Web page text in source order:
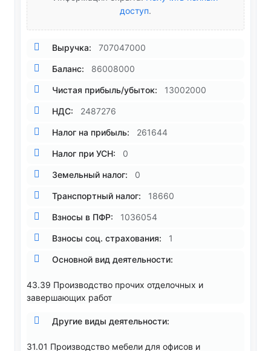
доступ.
Выручка: 707047000
Баланс: 86008000
Чистая прибыль/убыток: 13002000
НДС: 2487276
Налог на прибыль: 261644
Налог при УСН: 0
Земельный налог: 0
Транспортный налог: 18660
Взносы в ПФР: 1036054
Взносы соц. страхования: 1
Основной вид деятельности:
43.39 Производство прочих отделочных и
завершающих работ
Другие виды деятельности:
31.01 Производство мебели для офисов и